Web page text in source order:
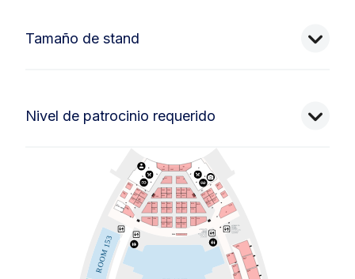
Tamaño de stand
Nivel de patrocinio requerido
A103
A111
A110
A100
B110
B108
C113
C111
B106
B104
C102 C104
B103
B101
C101
C100b
B105
B102
C105
B100
C103
B118
C116
D120
D121
D123
D122
D124
D125
B124
C129
C125
B122
B120
C123 C118
C127
B126
C114
C108
C106 C112
C110
D107
D105
D110
C109
B114
B112
C117
B116
C119
C115
B111
A106 A108
B113 B115
A105 A107
ROOM 153
BOOKSELLER